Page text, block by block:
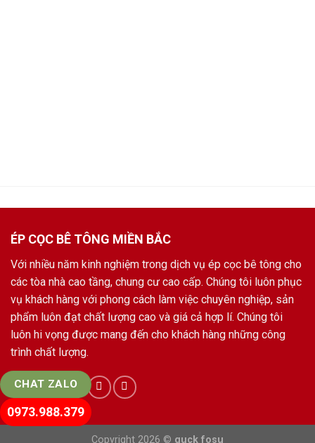
ÉP CỌC BÊ TÔNG MIỀN BẮC
Với nhiều năm kinh nghiệm trong dịch vụ ép cọc bê tông cho
các tòa nhà cao tầng, chung cư cao cấp. Chúng tôi luôn phục
vụ khách hàng với phong cách làm việc chuyên nghiệp, sản
phẩm luôn đạt chất lượng cao và giá cả hợp lí. Chúng tôi
luôn hi vọng được mang đến cho khách hàng những công
trình chất lượng.
Copyright 2026 © guck fosu
CHAT ZALO
0973.988.379